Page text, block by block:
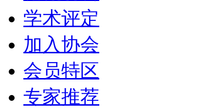
学术评定
加入协会
会员特区
专家推荐